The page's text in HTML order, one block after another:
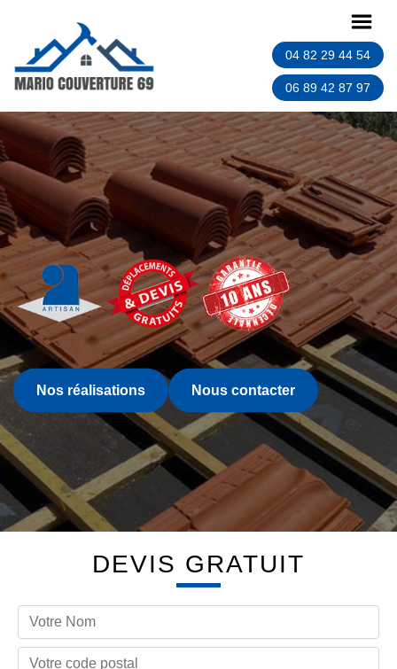
04 82 29 44 54
06 89 42 87 97
Nos réalisations Nous contacter
DEVIS GRATUIT